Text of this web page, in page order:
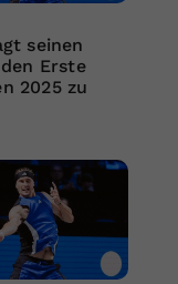
seinen
Erste
2025 zu